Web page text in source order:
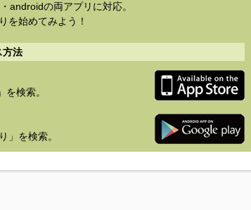
androidの両アプリに対応。
を始めてみよう！
方法
検索。
」を検索。